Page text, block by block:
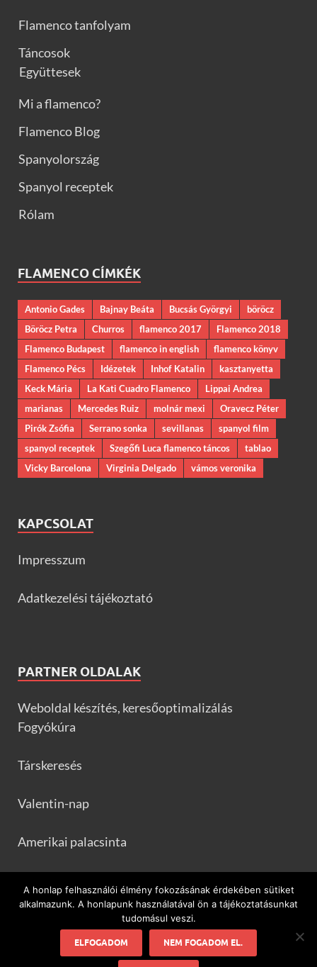
Flamenco tanfolyam
Táncosok
Együttesek
Mi a flamenco?
Flamenco Blog
Spanyolország
Spanyol receptek
Rólam
FLAMENCO CÍMKÉK
Antonio Gades Bajnay Beáta Bucsás Györgyi
böröcz
Böröcz Petra
Churros flamenco 2017
Flamenco 2018
Flamenco Budapest
flamenco in english
flamenco könyv
Flamenco Pécs
Idézetek Inhof Katalin
kasztanyetta
Keck Mária
La Kati Cuadro Flamenco
Lippai Andrea
marianas
Mercedes Ruiz molnár mexi
Oravecz Péter
Pirók Zsófia
Serrano sonka sevillanas
spanyol film
spanyol receptek
Szegőfi Luca flamenco táncos
tablao
Vicky Barcelona
Virginia Delgado vámos veronika
KAPCSOLAT
Impresszum
Adatkezelési tájékoztató
PARTNER OLDALAK
Weboldal készítés, keresőoptimalizálás
Fogyókúra
Társkeresés
Valentin-nap
Amerikai palacsinta
Minden ami flamenco és Spanyolország!
A honlap felhasználói élmény fokozásának érdekében sütiket
alkalmazunk. A honlapunk használatával ön a tájékoztatásunkat
tudomásul veszi.
ELFOGADOM NEM FOGADOM EL.